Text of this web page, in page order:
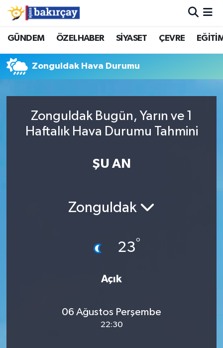
GÜNDEM ÖZELHABER SİYASET ÇEVRE
Zonguldak Hava Durumu
Zonguldak Bugün, Yarın ve 1
Haftalık Hava Durumu Tahmini
ŞU AN
Zonguldak
23°
Açık
06 Ağustos Perşembe
22:30
İzmir Nöbetçi Eczaneler
İzmir Hava Durumu
İzmir Trafik Yoğunluk Haritası